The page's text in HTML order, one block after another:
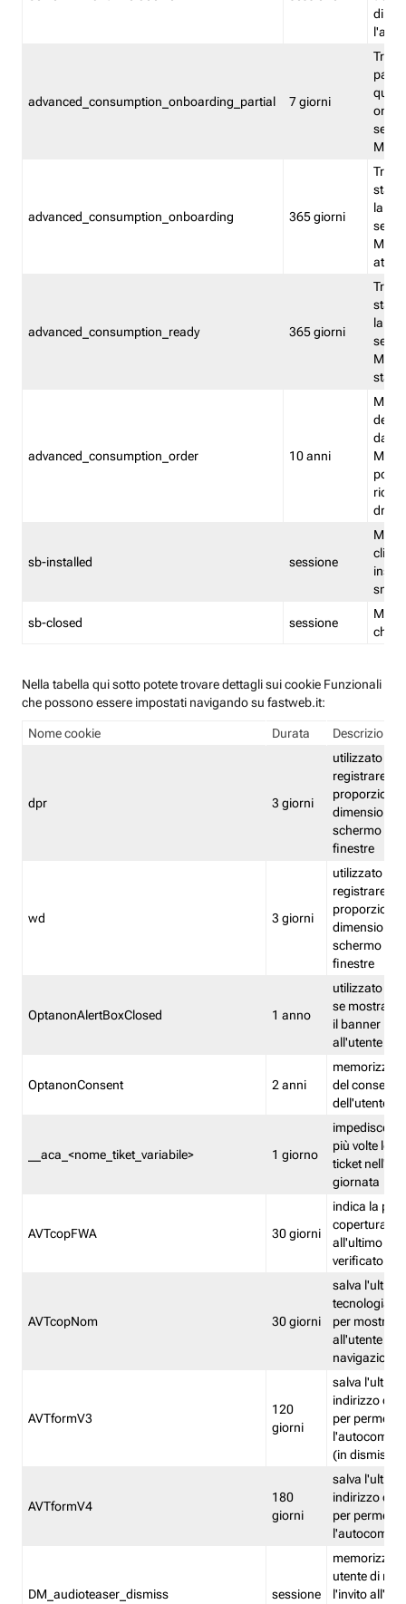
advanced_consumption_onboarding_partial 7 giorni
advanced_consumption_onboarding 365 giorni
stata
la
advanced_consumption_ready 365 giorni
stata
la
stato
advanced_consumption_order 10 anni
delle
sb-installed sessione
sb-closed sessione
Nella tabella qui sotto potete trovare dettagli sui cookie Funzionali
che possono essere impostati navigando su fastweb.it:
Nome cookie Durata Descrizione
dpr 3 giorni
utilizzato per
registrare le
proporzioni
dimensioni
schermo e
finestre
wd 3 giorni
utilizzato per
registrare le
proporzioni
dimensioni
schermo e
finestre
OptanonAlertBoxClosed 1 anno
utilizzato per
se mostrare
il banner
all'utente
OptanonConsent 2 anni
memorizza
del
dell'utente
__aca_<nome_tiket_variabile> 1 giorno
impedisce di
più volte lo
ticket
giornata
AVTcopFWA 30 giorni
indica la
copertura
all'ultimo
verificato
AVTcopNom 30 giorni
salva l'ultima
tecnologia
per
all'utente
navigazione
AVTformV3
120
giorni
salva l'ultimo
indirizzo di
per
(in
AVTformV4
180
giorni
salva l'ultimo
indirizzo di
per
DM_audioteaser_dismiss sessione
memorizza
utente di
l'invito